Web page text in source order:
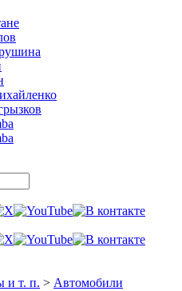
и т. п. > Автомобили